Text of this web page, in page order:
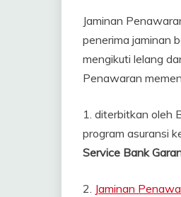
Jaminan
penerima jaminan
mengikuti lelang
Penawaran
1. diterbitkan oleh
program asuransi
Service Bank
2. Jaminan